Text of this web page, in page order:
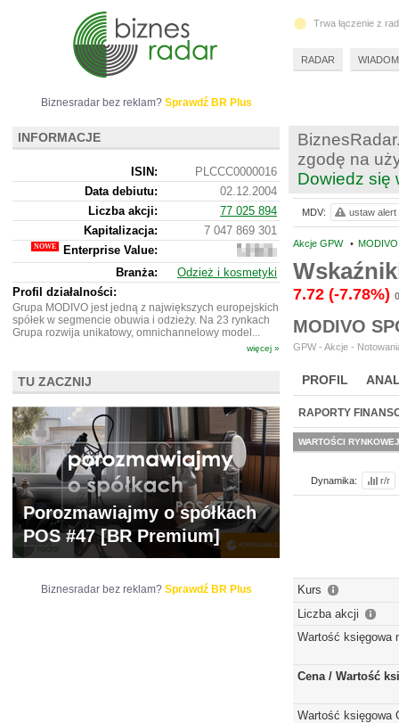
zgodę na
Dowiedz się
Akcje GPW •
7.72 (-7.78%)
MODIVO
GPW - Akcje -
PROFIL
WYCENA BR
RAPORTY
WARTOŚCI RYNKOWEJ
Dynamika: r/r
Kurs
Liczba akcji
Wartość księgowa
Cena / Wartość
Wartość księgowa
MDV: ustaw alert
Biznesradar bez reklam? Sprawdź BR Plus
INFORMACJE
ISIN:
PLCCC0000016
Data debiutu:
02.12.2004
Liczba akcji:
77 025 894
Kapitalizacja:
7 047 869 301
Enterprise Value:
11
295
869
Branża:
Odzież i kosmetyki
Profil działalności:
Grupa MODIVO jest jedną z największych europejskich
spółek w segmencie obuwia i odzieży. Na 23 rynkach
Grupa rozwija unikatowy, omnichannelowy model...
więcej »
TU ZACZNIJ
Porozmawiajmy o spółkach
POS #47 [BR Premium]
Biznesradar bez reklam? Sprawdź BR Plus
Trwa łączenie z
RADAR